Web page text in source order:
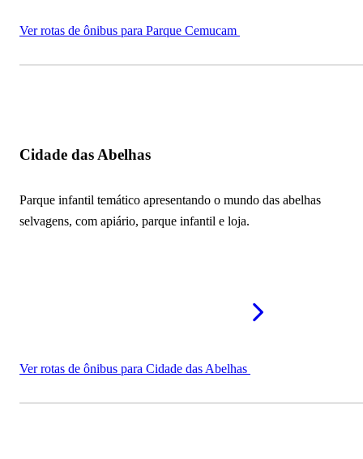
Ver rotas de ônibus para Parque Cemucam
Cidade das Abelhas
Parque infantil temático apresentando o mundo das abelhas
selvagens, com apiário, parque infantil e loja.
Ver rotas de ônibus para Cidade das Abelhas